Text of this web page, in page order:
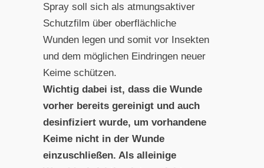
Spray soll sich als atmungsaktiver
Schutzfilm über oberflächliche
Wunden legen und somit vor Insekten
und dem möglichen Eindringen neuer
Keime schützen.
Wichtig dabei ist, dass die Wunde
vorher bereits gereinigt und auch
desinfiziert wurde, um vorhandene
Keime nicht in der Wunde
einzuschließen. Als alleinige